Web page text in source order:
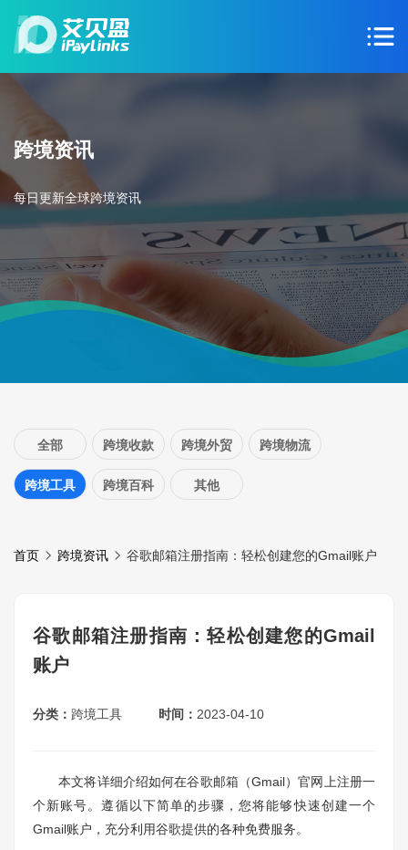
跨境资讯
每日更新全球跨境资讯
全部 跨境收款 跨境外贸 跨境物流
跨境工具 跨境百科 其他
首页 跨境资讯 谷歌邮箱注册指南：轻松创建您的Gmail账户
谷歌邮箱注册指南：轻松创建您的Gmail
账户
分类： 跨境工具 时间： 2023-04-10
本文将详细介绍如何在谷歌邮箱（Gmail）官网上注册一
个新账号。遵循以下简单的步骤，您将能够快速创建一个
Gmail账户，充分利用谷歌提供的各种免费服务。